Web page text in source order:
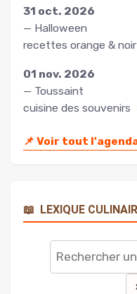
31 oct. 2026
— Halloween
recettes orange & noir
01 nov. 2026
— Toussaint
cuisine des souvenirs
📌 Voir tout
📖 LEXIQUE
Rechercher
terme